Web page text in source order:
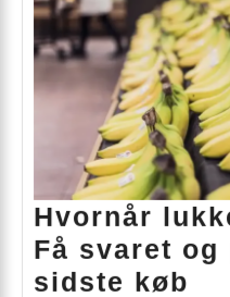
Hvornår
Få svaret
sidste køb